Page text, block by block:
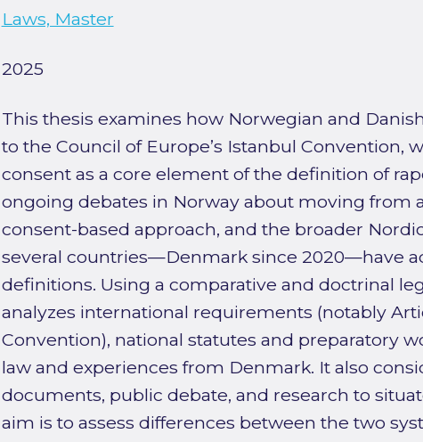
Laws, Master
2025
This thesis examines how Norwegian and
to the Council of Europe’s Istanbul Convention,
consent as a core element of the definition of
ongoing debates in Norway about moving from
consent-based approach, and the broader
several countries—Denmark since 2020—have
definitions. Using a comparative and doctrinal
analyzes international requirements (notably
Convention), national statutes and preparatory
law and experiences from Denmark. It also
documents, public debate, and research to
aim is to assess differences between the two